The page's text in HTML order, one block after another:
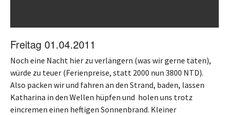
Freitag 01.04.2011
Noch eine Nacht hier zu verlängern (was wir gerne täten),
würde zu teuer (Ferienpreise, statt 2000 nun 3800 NTD).
Also packen wir und fahren an den Strand, baden, lassen
Katharina in den Wellen hüpfen und holen uns trotz
eincremen einen heftigen Sonnenbrand. Kleiner